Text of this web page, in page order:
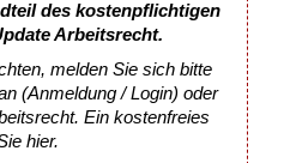
des kostenpflichtigen
Arbeitsrecht.
melden Sie sich bitte
(Anmeldung / Login) oder
Ein kostenfreies
hier.